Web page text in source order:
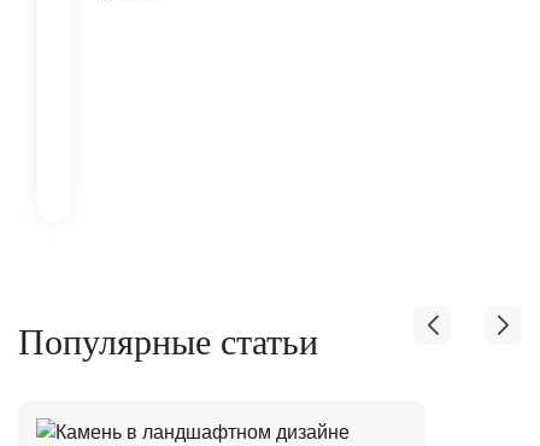
Популярные статьи